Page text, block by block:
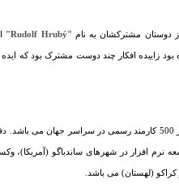
"Rudolf Hrubý"
بود زاییده افکار چند دوست مشترک بود که
اکنون دارای بیش از 500 کارمند رسمی در سراسر
نرم افزار در شهرهای ساندیاگو (آمریکا)،
(لهستان) می باشد.